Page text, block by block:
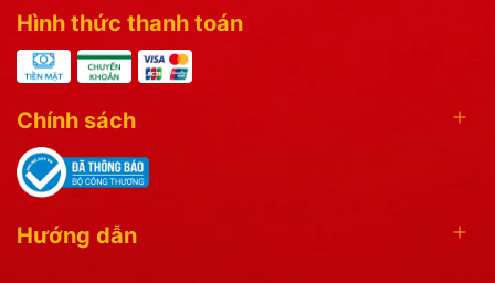
Hình thức thanh toán
Chính sách
Hướng dẫn